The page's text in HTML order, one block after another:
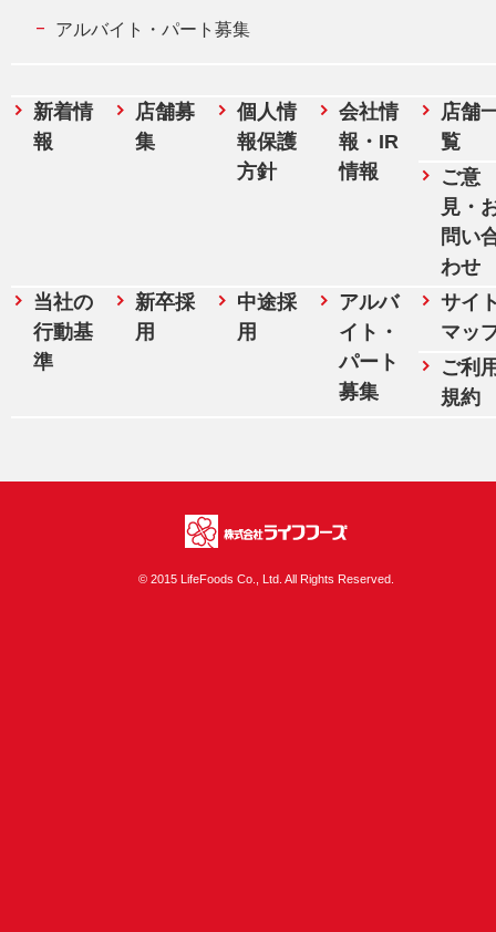
アルバイト・パート募集
新着情
報
店舗募
集
個人情
報保護
方針
会社情
報・IR
情報
店舗
覧
ご意
見・
問い
わせ
当社の
行動基
準
新卒採
用
中途採
用
アルバ
イト・
パート
募集
サイ
マッ
ご利
規約
© 2015 LifeFoods Co., Ltd. All Rights Reserved.